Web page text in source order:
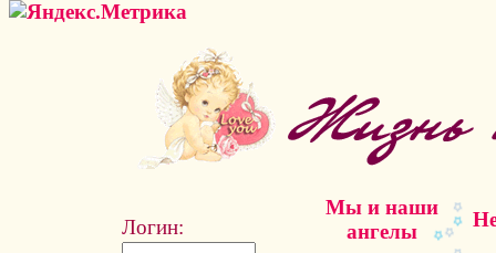
Логин:
Мы и наши
ангелы